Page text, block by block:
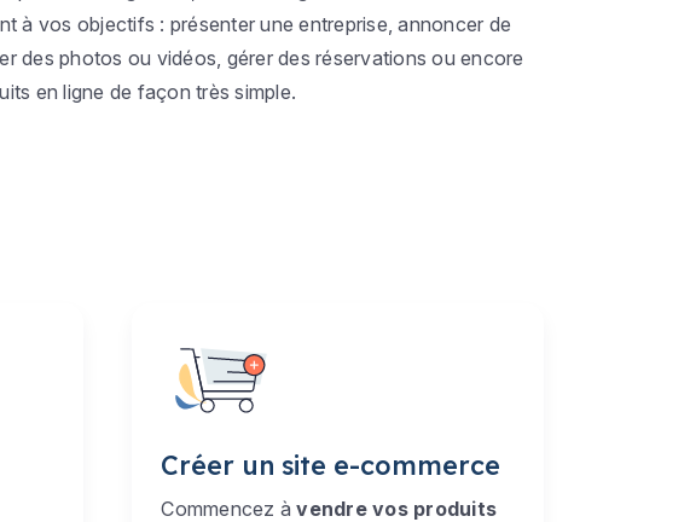
à vos objectifs : présenter une entreprise, annoncer de
des photos ou vidéos, gérer des réservations ou encore
en ligne de façon très simple.
Créer un site e-commerce
Commencez àvendre vos produits